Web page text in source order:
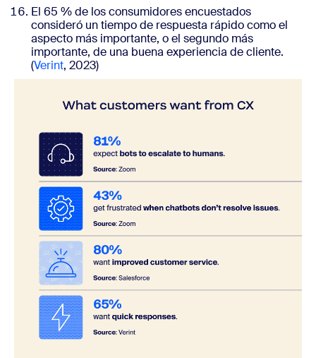
El 65 % de los consumidores encuestados
consideró un tiempo de respuesta rápido como el
aspecto más importante, o el segundo más
importante, de una buena experiencia de cliente.
(Verint, 2023)